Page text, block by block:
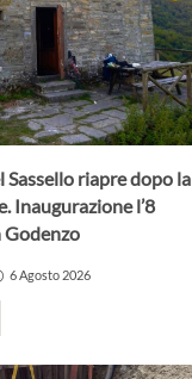
Sassello riapre dopo la
Inaugurazione l’8
Godenzo
6 Agosto 2026